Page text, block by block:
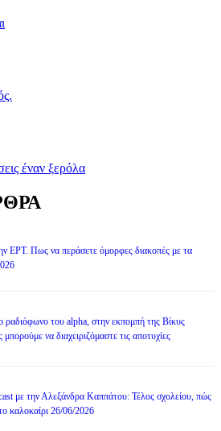
έναν ξερόλα
ΕΡΤ. Πως να περάσετε όμορφες διακοπές με τα
του alpha, στην εκπομπή της Βίκυς
να διαχειριζόμαστε τις αποτυχίες
με την Αλεξάνδρα Καππάτου: Τέλος σχολείου, πώς
καλοκαίρι 26/06/2026